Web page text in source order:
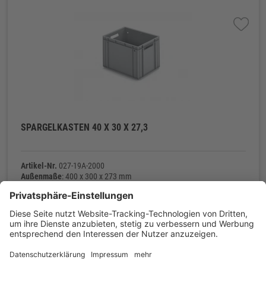
SPARGELKASTEN 40 X 30 X 27,3
Artikel-Nr. 027-19A-2000
Außenmaße: 400 x 300 x 273 mm
Material: Polyethylen (PE-HD)
Eigengewicht
: 1.300 g